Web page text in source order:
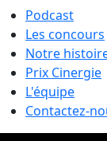
Podcast
Les concours
Notre
Prix Cinergie
L'équipe
Contactez-